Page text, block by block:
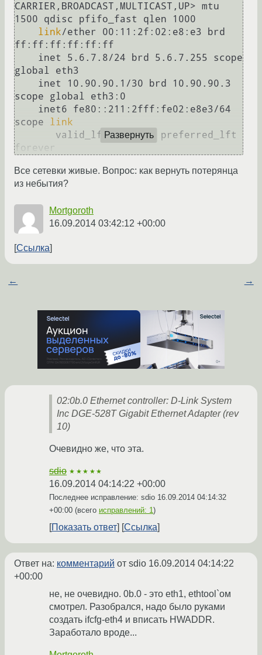
CARRIER,BROADCAST,MULTICAST,UP> mtu
1500 qdisc pfifo_fast qlen 1000
link/ether 00:11:2f:02:e8:e3 brd
ff:ff:ff:ff:ff:ff
global eth3
scope global eth3:0
scope link
Развернуть
Все сетевки живые. Вопрос: как вернуть потерянца
из небытия?
Mortgoroth
16.09.2014 03:42:12 +00:00
Ссылка
← →
02:0b.0 Ethernet controller: D-Link System
Inc DGE-528T Gigabit Ethernet Adapter (rev
10)
Очевидно же, что эта.
sdio ★★★★★
16.09.2014 04:14:22 +00:00
Последнее исправление: sdio 16.09.2014 04:14:32
+00:00 (всего исправлений: 1)
Показать ответ Ссылка
Ответ на: комментарий от sdio 16.09.2014 04:14:22
+00:00
не, не очевидно. 0b.0 - это eth1, ethtool`ом
смотрел. Разобрался, надо было руками
создать ifcfg-eth4 и вписать HWADDR.
Заработало вроде...